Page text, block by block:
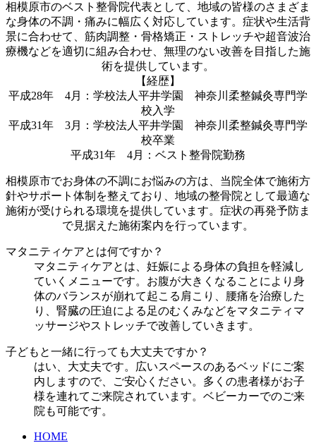
相模原市のベスト整骨院代表として、地域の皆様のさまざま
な身体の不調・痛みに幅広く対応しています。症状や生活背
景に合わせて、筋肉調整・骨格矯正・ストレッチや超音波治
療機などを適切に組み合わせ、無理のない改善を目指した施
術を提供しています。
【経歴】
平成28年 4月：学校法人平井学園 神奈川柔整鍼灸専門学
校入学
平成31年 3月：学校法人平井学園 神奈川柔整鍼灸専門学
校卒業
平成31年 4月：ベスト整骨院勤務
相模原市でお身体の不調にお悩みの方は、当院全体で施術方
針やサポート体制を整えており、地域の整骨院として最適な
施術が受けられる環境を提供しています。症状の再発予防ま
で見据えた施術案内を行っています。
マタニティケアとは何ですか？
マタニティケアとは、妊娠による身体の負担を軽減し
ていくメニューです。お腹が大きくなることにより身
体のバランスが崩れて起こる肩こり、腰痛を治療した
り、腎臓の圧迫による足のむくみなどをマタニティマ
ッサージやストレッチで改善していきます。
子どもと一緒に行っても大丈夫ですか？
はい、大丈夫です。広いスペースのあるベッドにご案
内しますので、ご安心ください。多くの患者様がお子
様を連れてご来院されています。ベビーカーでのご来
院も可能です。
HOME